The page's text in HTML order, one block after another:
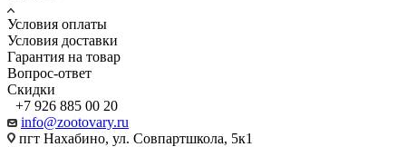
Условия оплаты
Условия доставки
Гарантия на товар
Вопрос-ответ
Скидки
+7 926 885 00 20
info@zootovary.ru
пгт Нахабино, ул. Совпартшкола, 5к1